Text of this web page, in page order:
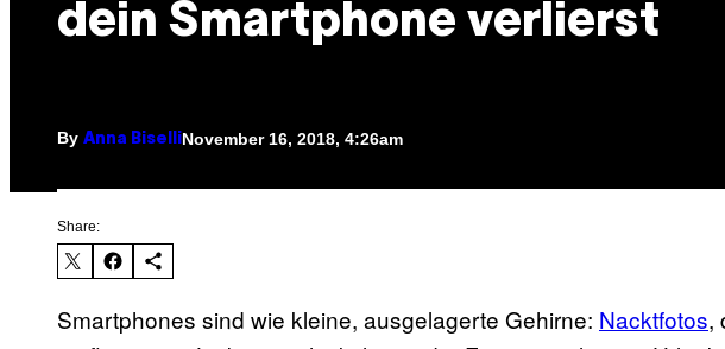
dein Smartphone verlierst
By Anna Biselli November 16, 2018, 4:26am
Share:
Smartphones sind wie kleine, ausgelagerte Gehirne: Nacktfotos,